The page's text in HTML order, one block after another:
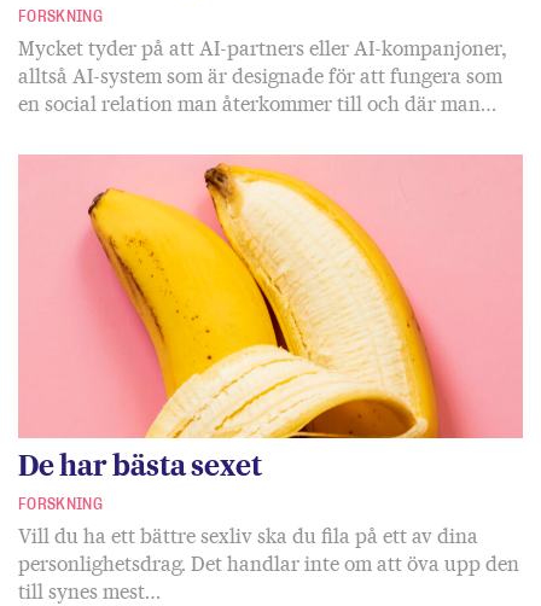
FORSKNING
Mycket tyder på att AI-partners eller AI-kompanjoner,
alltså AI-system som är designade för att fungera som
en social relation man återkommer till och där man…
De har bästa sexet
FORSKNING
Vill du ha ett bättre sexliv ska du fila på ett av dina
personlighetsdrag. Det handlar inte om att öva upp den
till synes mest…